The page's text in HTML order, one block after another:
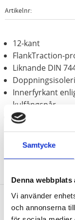
Samtycke
Denna webbplats
Vi använder
och annonserna
Artikelnr
12-kant
FlankTraction-
Liknande DIN
Innerfyrkant
kulfångspår
Krom vanadium